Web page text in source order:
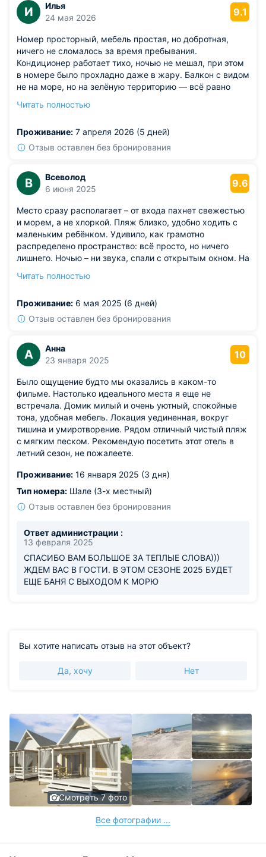
И
Илья
24 мая 2026
9.1
Номер просторный, мебель простая, но добротная,
ничего не сломалось за время пребывания.
Кондиционер работает тихо, ночью не мешал, при этом
в номере было прохладно даже в жару. Балкон с видом
не на море, но на зелёную территорию — всё равно
регулярно, полотенца меняли вовремя, претензий к
подогревается — пару раз купались вечером, когда
море уже остыло.
мало, и занять свободное место утром сложно,
приходится ждать или идти на пляж.
Читать полностью
Проживание: 7 апреля 2026 (5 дней)
Отзыв оставлен без бронирования
В
Всеволод
6 июня 2025
9.6
Место сразу располагает – от входа пахнет свежестью
и морем, а не хлоркой. Пляж близко, удобно ходить с
маленьким ребёнком. Удивило, как грамотно
распределено пространство: всё просто, но ничего
лишнего. Ночью – ни звука, спали с открытым окном. На
Персонал всегда вежлив и внимателен, особенно к
настроением.
Из недостатков: не хватало хотя бы одного автомата с
кафе.
Читать полностью
Проживание: 6 мая 2025 (6 дней)
Отзыв оставлен без бронирования
А
Анна
23 января 2025
10
Было ощущение будто мы оказались в каком-то
фильме. Настолько идеального места я еще не
встречала. Домик милый и очень уютный, спокойные
тона, удобная мебель. Локация уединенная, вокруг
тишина и умиротворение. Рядом отличный чистый пляж
с мягким песком. Рекомендую посетить этот отель в
летний сезон, не пожалеете.
Проживание: 16 января 2025 (3 дня)
Тип номера: Шале (3-х местный)
Отзыв оставлен без бронирования
Ответ администрации :
13 февраля 2025
СПАСИБО ВАМ БОЛЬШОЕ ЗА ТЕПЛЫЕ СЛОВА)))
ЖДЕМ ВАС В ГОСТИ. В ЭТОМ СЕЗОНЕ 2025 БУДЕТ
ЕЩЕ БАНЯ С ВЫХОДОМ К МОРЮ
Вы хотите написать отзыв на этот объект?
Да, хочу Нет
Смотреть 7 фото
Все фотографии ...